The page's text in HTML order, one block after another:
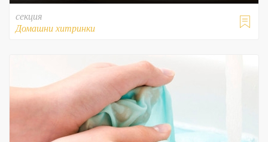

секция
Домашни хитринки